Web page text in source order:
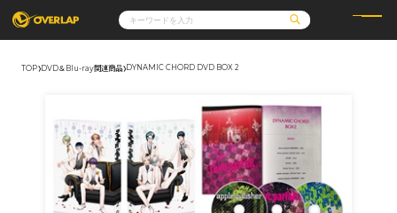
ノベルスf
ロサージュノベルス
その他
コミックエッセイ
ポケットモンスター
アニメ
ゲーム
通販・NEWS
OVERLAP STORE
オーバーラップ広報室
企業
会社概要
採用情報
アクセス
オーバーラップホールディングス
オーバーラップ文庫
TOP DVD＆Blu-ray関連商品 DYNAMIC CHORD DVD BOX 2